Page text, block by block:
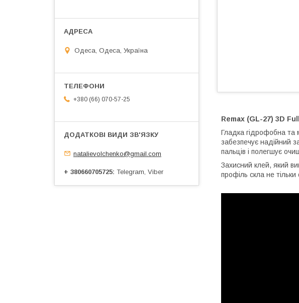
Remax (GL-27) 3D
Гладка гідрофобна та
забезпечує надійний
пальців і полегшує
Захисний клей, який
профіль скла не
Одеса, Одеса, Україна
+380 (66) 070-57-25
natalievolchenko@gmail.com
+ 380660705725 Telegram, Viber